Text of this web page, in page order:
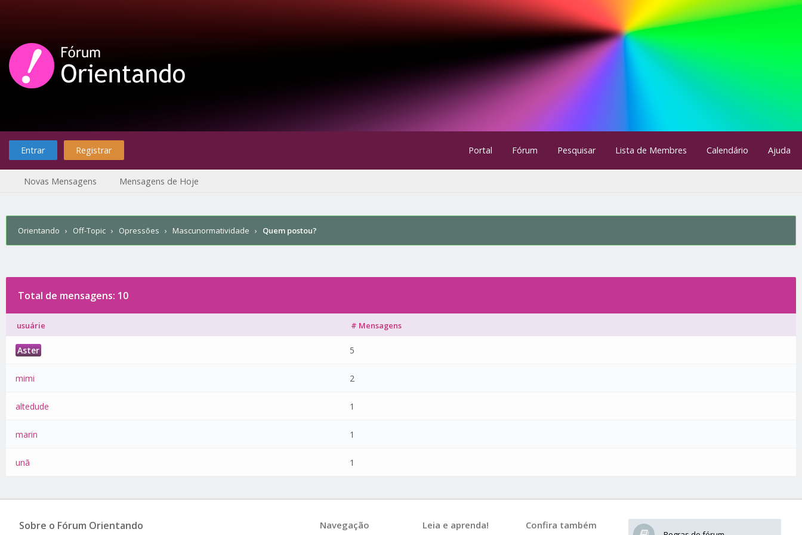
Entrar Registrar Portal Fórum Pesquisar Lista de Membres Calendário Ajuda
Novas Mensagens Mensagens de Hoje
Orientando › Off-Topic › Opressões › Mascunormatividade › Quem postou?
Total de mensagens: 10
usuárie # Mensagens
Aster 5
mimi 2
altedude 1
marin 1
unã 1
Sobre o Fórum Orientando Confira também
Leia e aprenda!
Navegação